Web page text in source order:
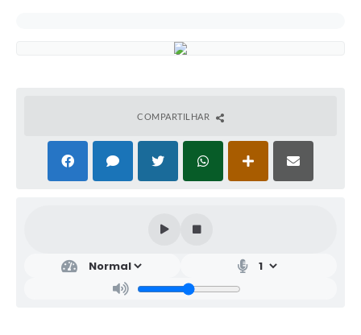
COMPARTILHAR